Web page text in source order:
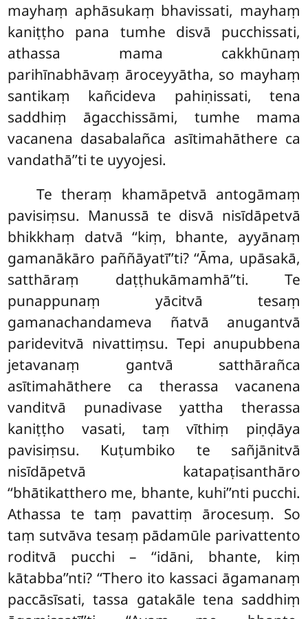
mayhaṃ aphāsukaṃ bhavissati, mayhaṃ
kaniṭṭho pana tumhe disvā pucchissati,
athassa mama cakkhūnaṃ
parihīnabhāvaṃ āroceyyātha, so mayhaṃ
santikaṃ kañcideva pahiṇissati, tena
saddhiṃ āgacchissāmi, tumhe mama
vacanena dasabalañca asītimahāthere ca
vandathā’’ti te uyyojesi.
Te theraṃ khamāpetvā antogāmaṃ
pavisiṃsu. Manussā te disvā nisīdāpetvā
bhikkhaṃ datvā ‘‘kiṃ, bhante, ayyānaṃ
gamanākāro paññāyatī’’ti? ‘‘Āma, upāsakā,
satthāraṃ daṭṭhukāmamhā’’ti. Te
punappunaṃ yācitvā tesaṃ
gamanachandameva ñatvā anugantvā
paridevitvā nivattiṃsu. Tepi anupubbena
jetavanaṃ gantvā satthārañca
asītimahāthere ca therassa vacanena
vanditvā punadivase yattha therassa
kaniṭṭho vasati, taṃ vīthiṃ piṇḍāya
pavisiṃsu. Kuṭumbiko te sañjānitvā
nisīdāpetvā katapaṭisanthāro
‘‘bhātikatthero me, bhante, kuhi’’nti pucchi.
Athassa te taṃ pavattiṃ ārocesuṃ. So
taṃ sutvāva tesaṃ pādamūle parivattento
roditvā pucchi – ‘‘idāni, bhante, kiṃ
kātabba’’nti? ‘‘Thero ito kassaci āgamanaṃ
paccāsīsati, tassa gatakāle tena saddhiṃ